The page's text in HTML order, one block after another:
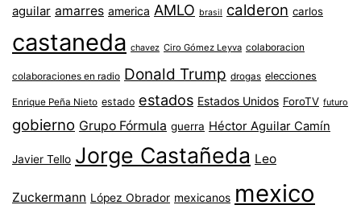
aguilar amarres america AMLO brasil calderon carlos
castaneda chavez Ciro Gómez Leyva colaboracion
colaboraciones en radio Donald Trump drogas elecciones
Enrique Peña Nieto estado estados Estados Unidos ForoTV futuro
gobierno Grupo Fórmula guerra Héctor Aguilar Camín
Javier Tello Jorge Castañeda Leo
Zuckermann López Obrador mexicanos mexico